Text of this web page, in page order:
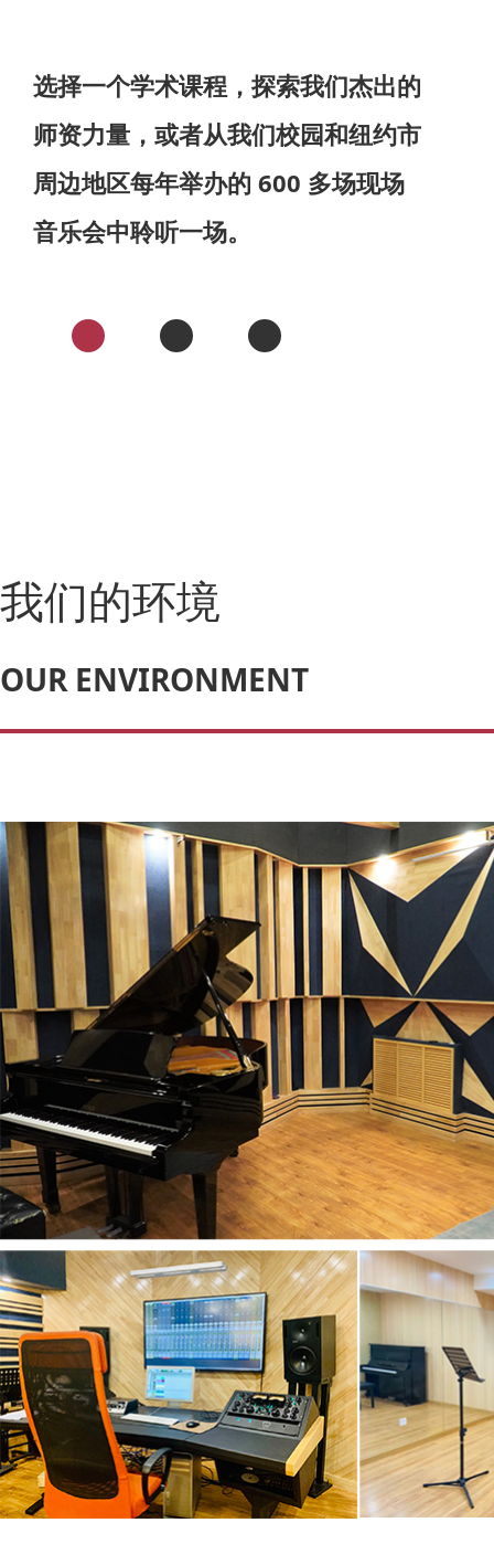
选择一个学术课程，探索我们杰出的
师资力量，或者从我们校园和纽约市
周边地区每年举办的 600 多场现场
音乐会中聆听一场。
我们的环境
OUR ENVIRONMENT